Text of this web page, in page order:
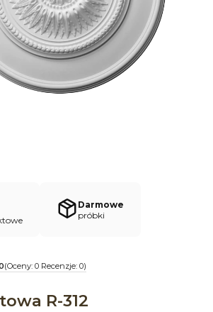
Darmowe
próbki
(Oceny: 0 Recenzje: 0)
R-312